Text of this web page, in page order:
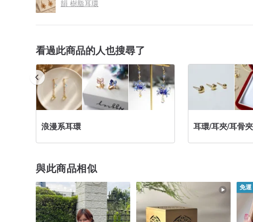
韻 樹脂耳環
看過此商品的人也搜尋了
浪漫系耳環 耳環/耳夾/耳骨夾
與此商品相似
免運